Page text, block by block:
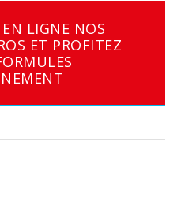
LIGNE NOS
ET PROFITEZ